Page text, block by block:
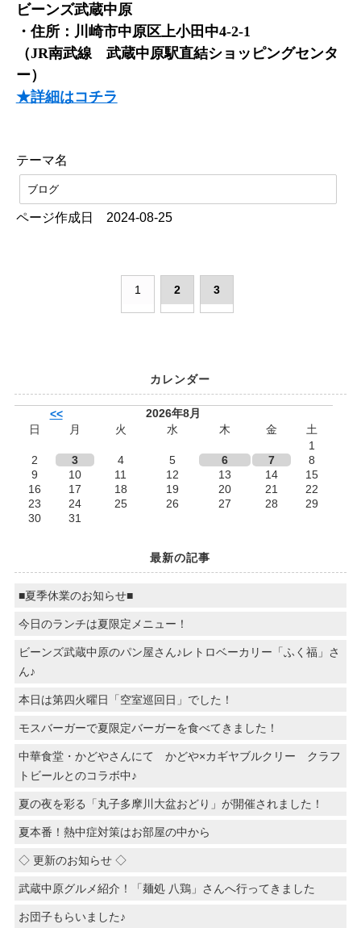
ビーンズ武蔵中原
・住所：川崎市中原区上小田中4-2-1
（JR南武線 武蔵中原駅直結ショッピングセンタ
ー）
★詳細はコチラ
テーマ名
ブログ
ページ作成日 2024-08-25
1 2 3
カレンダー
<<
2026年8月
日
月 火 水 木 金
土
1
2
3 4 5 6 7
8
9
10 11 12 13 14
15
16
17 18 19 20 21
22
23
24 25 26 27 28
29
30
31
最新の記事
■夏季休業のお知らせ■
今日のランチは夏限定メニュー！
ビーンズ武蔵中原のパン屋さん♪レトロベーカリー「ふく福」さ
ん♪
本日は第四火曜日「空室巡回日」でした！
モスバーガーで夏限定バーガーを食べてきました！
中華食堂・かどやさんにて かどや×カギヤブルクリー クラフ
トビールとのコラボ中♪
夏の夜を彩る「丸子多摩川大盆おどり」が開催されました！
夏本番！熱中症対策はお部屋の中から
◇ 更新のお知らせ ◇
武蔵中原グルメ紹介！「麺処 八鶏」さんへ行ってきました
お団子もらいました♪